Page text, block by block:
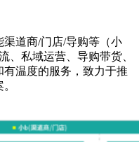
道商/门店/导购等（小
、私域运营、导购带货、
温度的服务，致力于推